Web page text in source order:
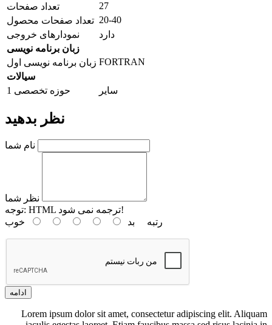
تعداد صفحات
27
تعداد صفحات محصول 20-40
نمودارهای خروجی
دارد
زبان برنامه نویسی
زبان برنامه نویسی اول FORTRAN
سیالات
حوزه تخصصی 1
سایر
نظر بدهید
نام شما
نظر شما
توجه:
HTML ترجمه نمی شود!
رتبه بد خوب
ادامه
Lorem ipsum dolor sit amet, consectetur adipiscing elit. Aliquam